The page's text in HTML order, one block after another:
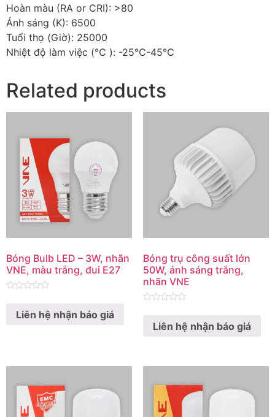
Hoàn màu (RA or CRI): >80
Ánh sáng (K): 6500
Tuổi thọ (Giờ): 25000
Nhiệt độ làm việc (℃ ): -25℃-45℃
Related products
Bóng Bulb LED – 3W, nhãn
VNE, màu trắng, đui E27
outLiên hệ nhận báo giá
Bóng trụ công suất lớn
50W, ánh sáng trắng,
nhãn VNE
outLiên hệ nhận báo giá